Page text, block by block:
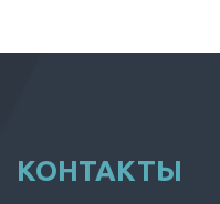
КОНТАКТЫ